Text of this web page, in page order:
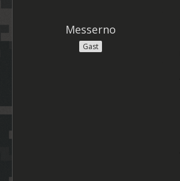
Messerno
Gast